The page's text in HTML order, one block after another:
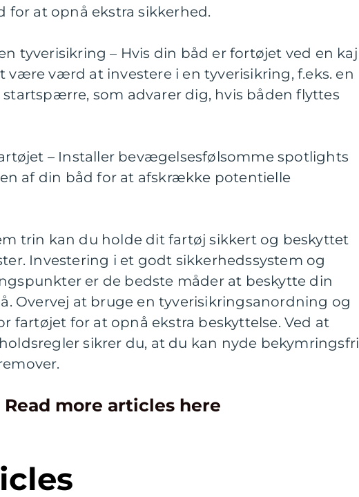
for at opnå ekstra sikkerhed.
tyverisikring – Hvis din båd er fortøjet ved en kaj
være værd at investere i en tyverisikring, f.eks. en
startspærre, som advarer dig, hvis båden flyttes
– Installer bevægelsesfølsomme spotlights
af din båd for at afskrække potentielle
trin kan du holde dit fartøj sikkert og beskyttet
Investering i et godt sikkerhedssystem og
er de bedste måder at beskytte din
Overvej at bruge en tyverisikringsanordning og
fartøjet for at opnå ekstra beskyttelse. Ved at
sikrer du, at du kan nyde bekymringsfri
Read more articles here